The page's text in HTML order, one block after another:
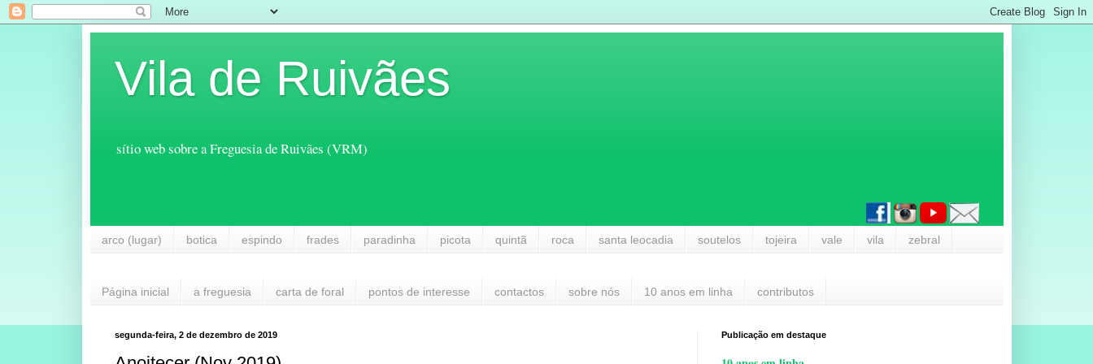
Vila de Ruivães
sítio web sobre a Freguesia de Ruivães (VRM)
arco (lugar) botica espindo frades paradinha picota quintã roca santa leocadia soutelos tojeira vale vila zebral
Página inicial a freguesia carta de foral pontos de interesse contactos sobre nós 10 anos em linha contributos
segunda-feira, 2 de dezembro de 2019 Publicação em destaque